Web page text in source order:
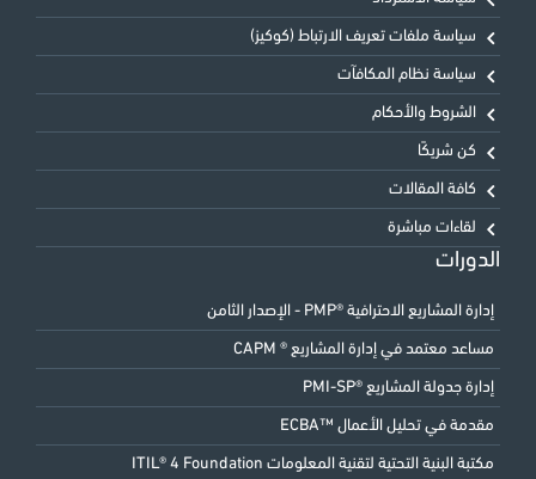
سياسة ملفات تعريف الارتباط (كوكيز)
سياسة نظام المكافآت
الشروط والأحكام
كن شريكًا
كافة المقالات
لقاءات مباشرة
الدورات
إدارة المشاريع الاحترافية ®PMP - الإصدار الثامن
مساعد معتمد في إدارة المشاريع ® CAPM
إدارة جدولة المشاريع ®PMI-SP
مقدمة في تحليل الأعمال ™ECBA
مكتبة البنية التحتية لتقنية المعلومات ITIL® 4 Foundation